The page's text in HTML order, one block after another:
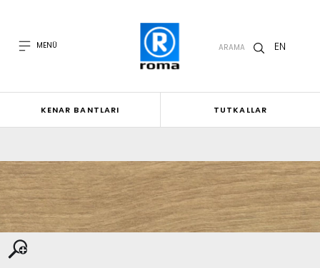
MENÜ ARAMA EN
KENAR BANTLARI TUTKALLAR